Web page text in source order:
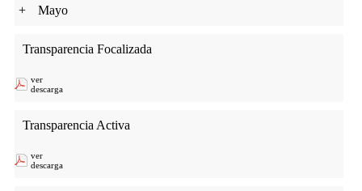
+ Mayo
Transparencia Focalizada
ver
descarga
Transparencia Activa
ver
descarga